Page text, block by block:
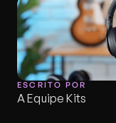
ESCRITO POR
A Equipe Kits